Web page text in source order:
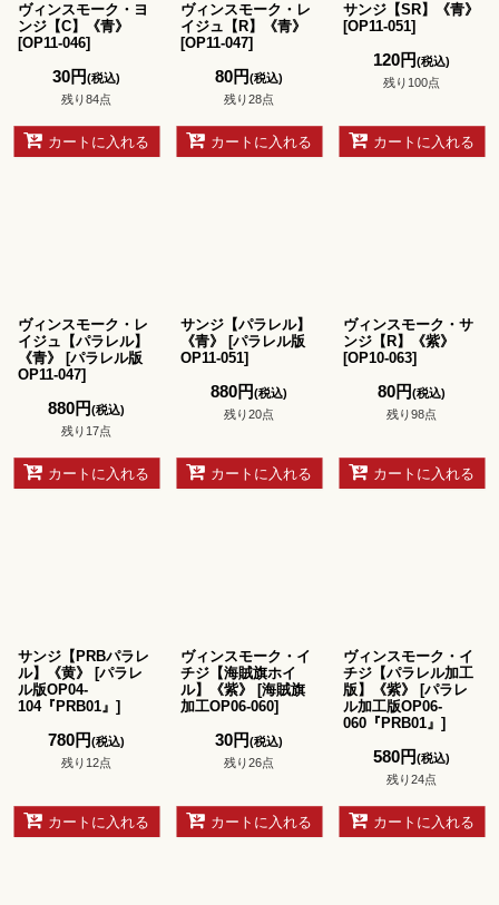
ヴィンスモーク・ヨ
ンジ【C】《青》
[OP11-046]
30円(税込)
残り84点
カートに入れる
ヴィンスモーク・レ
イジュ【R】《青》
[OP11-047]
80円(税込)
残り28点
カートに入れる
サンジ【SR】《青》
[OP11-051]
120円(税込)
残り100点
カートに入れる
ヴィンスモーク・レ
イジュ【パラレル】
《青》
[パラレル版
OP11-047]
880円(税込)
残り17点
カートに入れる
サンジ【パラレル】
《青》
[パラレル版
OP11-051]
880円(税込)
残り20点
カートに入れる
ヴィンスモーク・サ
ンジ【R】《紫》
[OP10-063]
80円(税込)
残り98点
カートに入れる
サンジ【PRBパラレ
ル】《黄》
[パラレ
ル版OP04-
104『PRB01』 ]
780円(税込)
残り12点
カートに入れる
ヴィンスモーク・イ
チジ【海賊旗ホイ
ル】《紫》
[海賊旗
加工OP06-060]
30円(税込)
残り26点
カートに入れる
ヴィンスモーク・イ
チジ【パラレル加工
版】《紫》
[パラレ
ル加工版OP06-
060『PRB01』 ]
580円(税込)
残り24点
カートに入れる